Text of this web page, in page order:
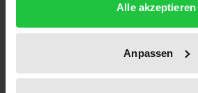
Alle akzeptieren
Anpassen
Year of Publication
Publisher